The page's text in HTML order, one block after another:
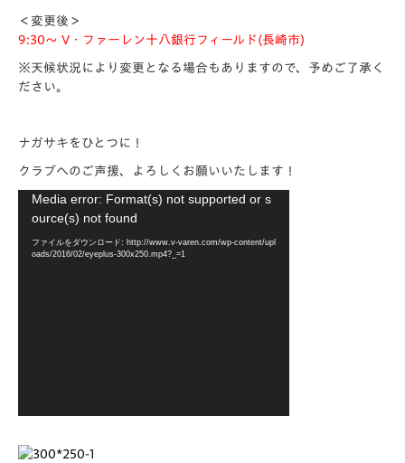
＜変更後＞
9:30～ V・ファーレン十八銀行フィールド(長崎市)
※天候状況により変更となる場合もありますので、予めご了承く
ださい。
ナガサキをひとつに！
クラブへのご声援、よろしくお願いいたします！
Media error: Format(s) not supported or s
ource(s) not found
ファイルをダウンロード: http://www.v-varen.com/wp-content/upl
oads/2016/02/eyeplus-300x250.mp4?_=1